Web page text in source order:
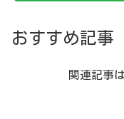
おすすめ記事
関連記事